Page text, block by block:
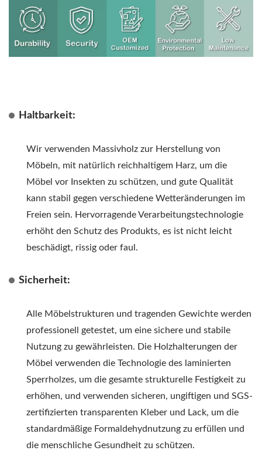
Haltbarkeit:
Wir verwenden Massivholz zur Herstellung von
Möbeln, mit natürlich reichhaltigem Harz, um die
Möbel vor Insekten zu schützen, und gute Qualität
kann stabil gegen verschiedene Wetteränderungen im
Freien sein. Hervorragende Verarbeitungstechnologie
erhöht den Schutz des Produkts, es ist nicht leicht
beschädigt, rissig oder faul.
Sicherheit:
Alle Möbelstrukturen und tragenden Gewichte werden
professionell getestet, um eine sichere und stabile
Nutzung zu gewährleisten. Die Holzhalterungen der
Möbel verwenden die Technologie des laminierten
Sperrholzes, um die gesamte strukturelle Festigkeit zu
erhöhen, und verwenden sicheren, ungiftigen und SGS-
zertifizierten transparenten Kleber und Lack, um die
standardmäßige Formaldehydnutzung zu erfüllen und
die menschliche Gesundheit zu schützen.